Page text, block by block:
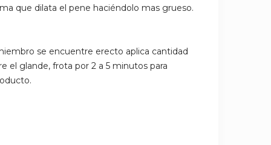
que dilata el pene haciéndolo mas grueso.
se encuentre erecto aplica cantidad
el glande, frota por 2 a 5 minutos para